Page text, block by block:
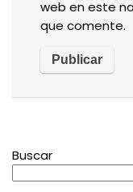
web en este
que comente.
Buscar